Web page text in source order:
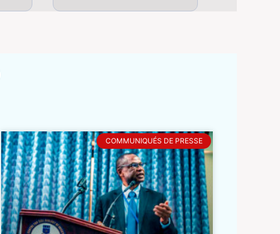
COMMUNIQUÉS DE PRESSE